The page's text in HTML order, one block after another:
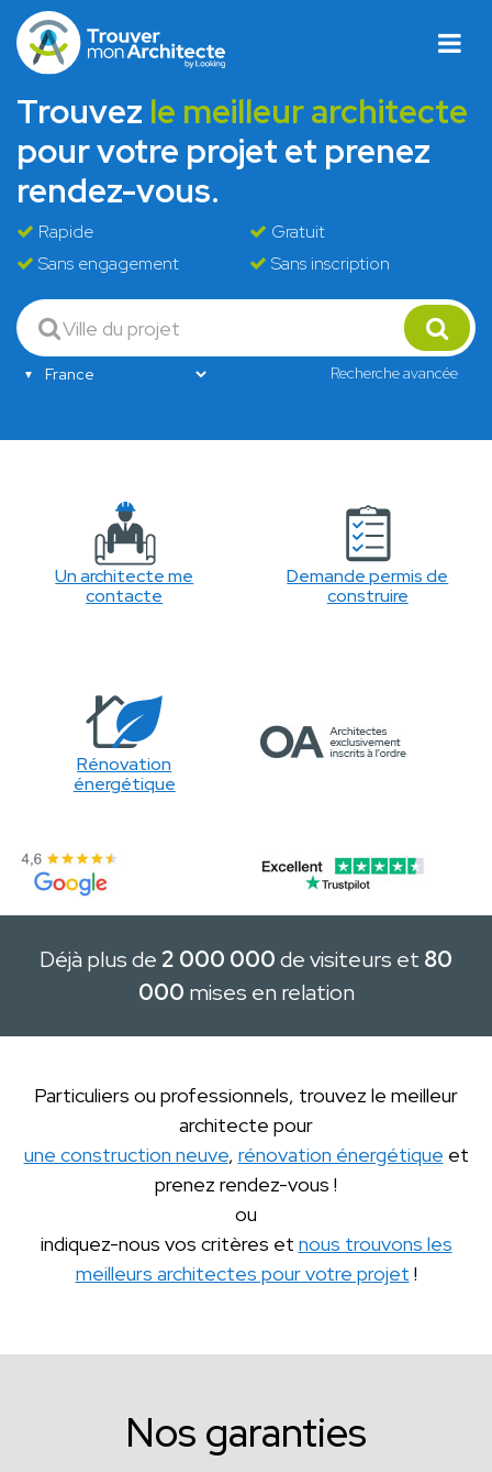
Trouvez le meilleur architecte
pour votre projet et prenez
rendez-vous.
Rapide
Gratuit
Sans engagement
Sans inscription
Recherche avancée
Un architecte me
contacte
Demande permis de
construire
Rénovation
énergétique
Déjà plus de 2 000 000de visiteurs et 80
000 mises en relation
Particuliers ou professionnels, trouvez le meilleur
architecte pour
une construction neuve, rénovation énergétique et
prenez rendez-vous !
ou
indiquez-nous vos critères et nous trouvons les
meilleurs architectes pour votre projet !
Nos garanties